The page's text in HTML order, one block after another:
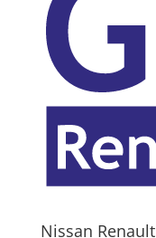
Nissan Renault